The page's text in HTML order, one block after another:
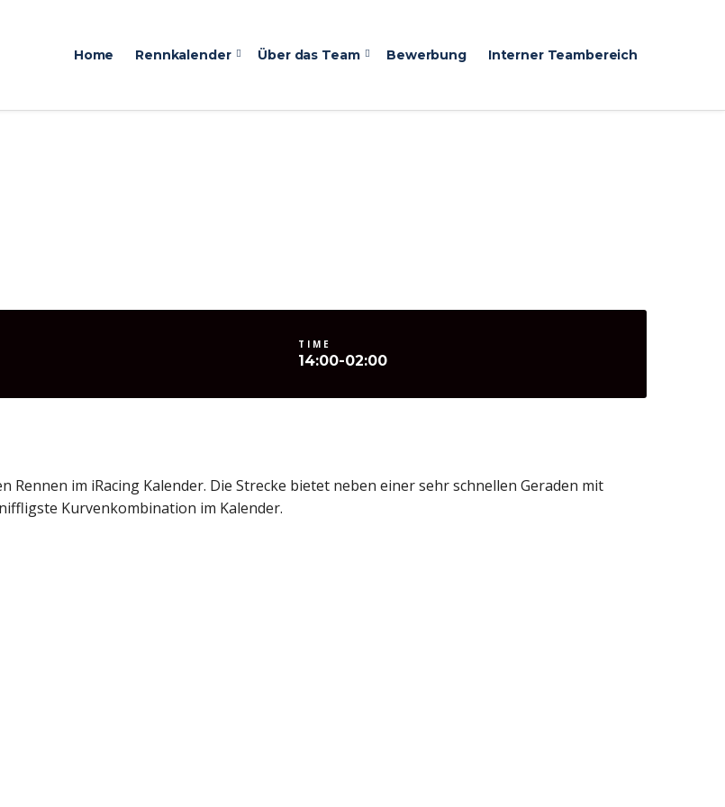
Home Rennkalender Über das Team Bewerbung Interner Teambereich
TIME
14:00-02:00
im iRacing Kalender. Die Strecke bietet neben einer sehr schnellen Geraden mit
Kurvenkombination im Kalender.